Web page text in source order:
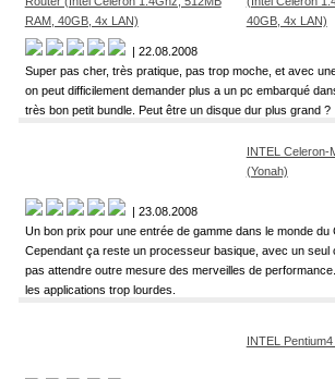
40GB, 4x LAN)
| 22.08.2008
Super pas cher, très pratique, pas trop moche, et avec
on peut difficilement demander plus a un pc embarqué
très bon petit bundle. Peut être un disque dur plus grand ?
INTEL Celeron-
(Yonah)
| 23.08.2008
Un bon prix pour une entrée de gamme dans le monde du
Cependant ça reste un processeur basique, avec un seul
pas attendre outre mesure des merveilles de
les applications trop lourdes.
INTEL